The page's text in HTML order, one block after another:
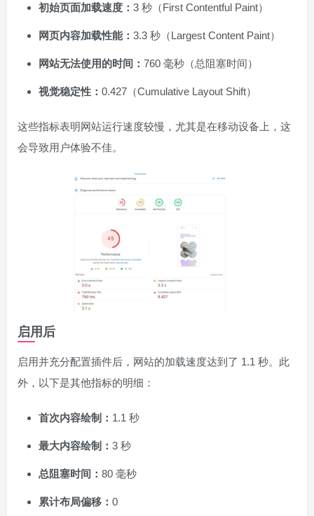
初始页面加载速度： 3 秒（First Contentful Paint）
网页内容加载性能： 3.3 秒（Largest Content Paint）
网站无法使用的时间： 760 毫秒（总阻塞时间）
视觉稳定性： 0.427（Cumulative Layout Shift）
这些指标表明网站运行速度较慢，尤其是在移动设备上，这
会导致用户体验不佳。
启用后
启用并充分配置插件后，网站的加载速度达到了 1.1 秒。此
外，以下是其他指标的明细：
首次内容绘制： 1.1 秒
最大内容绘制： 3 秒
总阻塞时间： 80 毫秒
累计布局偏移： 0